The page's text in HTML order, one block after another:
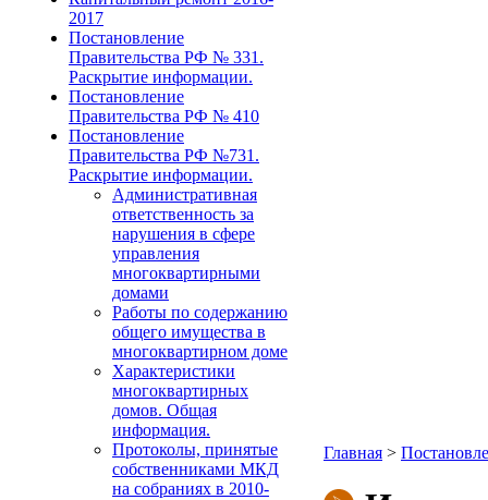
2017
Постановление
Правительства РФ № 331.
Раскрытие информации.
Постановление
Правительства РФ № 410
Постановление
Правительства РФ №731.
Раскрытие информации.
Административная
ответственность за
нарушения в сфере
управления
многоквартирными
домами
Работы по содержанию
общего имущества в
многоквартирном доме
Характеристики
многоквартирных
домов. Общая
информация.
Протоколы, принятые
собственниками МКД
на собраниях в 2010-
Главная >